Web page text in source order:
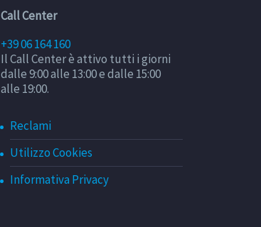
Call Center
+39 06 164 160
Il Call Center è attivo tutti i giorni
dalle 9:00 alle 13:00 e dalle 15:00
alle 19:00.
Reclami
Utilizzo Cookies
Informativa Privacy